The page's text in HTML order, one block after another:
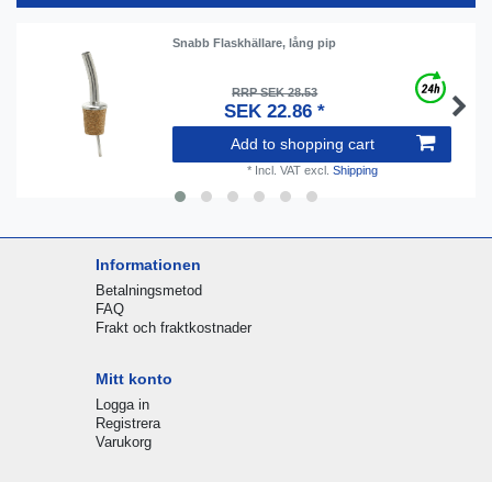
Snabb Flaskhällare, lång pip
RRP SEK 28.53
SEK 22.86 *
Add to shopping cart
* Incl. VATexcl. Shipping
Informationen
Betalningsmetod
FAQ
Frakt och fraktkostnader
Mitt konto
Logga in
Registrera
Varukorg